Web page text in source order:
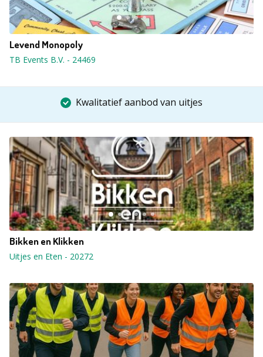
Levend Monopoly
TB Events B.V. - 24469
Kwalitatief aanbod van uitjes
Bikken en Klikken
Uitjes en Eten - 20272